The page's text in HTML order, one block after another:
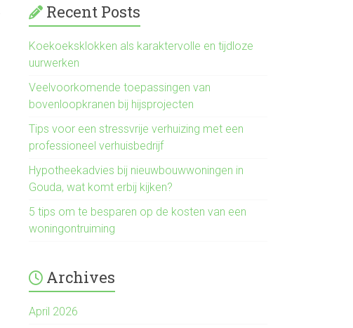
Recent Posts
Koekoeksklokken als karaktervolle en tijdloze
uurwerken
Veelvoorkomende toepassingen van
bovenloopkranen bij hijsprojecten
Tips voor een stressvrije verhuizing met een
professioneel verhuisbedrijf
Hypotheekadvies bij nieuwbouwwoningen in
Gouda, wat komt erbij kijken?
5 tips om te besparen op de kosten van een
woningontruiming
Archives
April 2026